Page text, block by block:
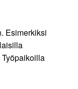
Esimerkiksi